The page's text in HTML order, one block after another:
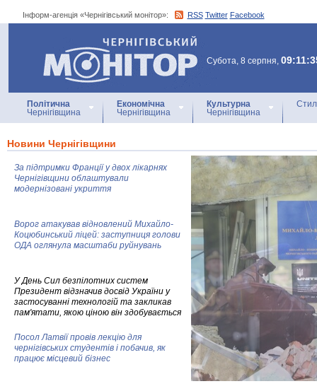
Інформ-агенція «Чернігівський монітор»: RSS Twitter Facebook
Інформ-агенція
«Чернігівський монітор»
Субота, 8 серпня,
Політична
Чернігівщина
Економічна
Чернігівщина
Культурна
Чернігівщина
Новини Чернігівщини
За підтримки Франції у двох лікарнях
Чернігівщини облаштували
модернізовані укриття
Ворог атакував відновлений Михайло-
Коцюбинський ліцей: заступниця голови
ОДА оглянула масштаби руйнувань
У День Сил безпілотних систем
Президент відзначив досвід України у
застосуванні технологій та закликав
пам'ятати, якою ціною він здобувається
Посол Латвії провів лекцію для
чернігівських студентів і побачив, як
працює місцевий бізнес